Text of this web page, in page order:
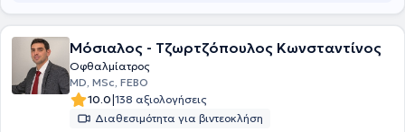
Μόσιαλος - Τζωρτζόπουλος Κωνσταντίνος
Οφθαλμίατρος
MD, MSc, FEBO
10.0|138 αξιολογήσεις
Διαθεσιμότητα για βιντεοκλήση